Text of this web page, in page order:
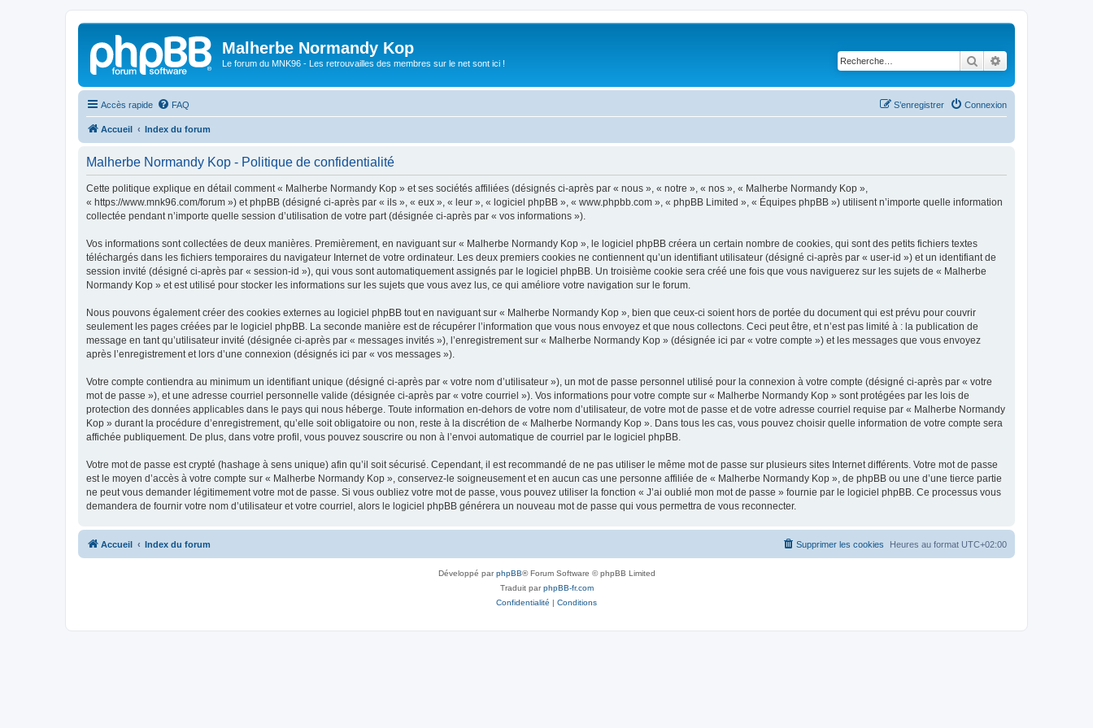
Malherbe Normandy Kop
Le forum du MNK96 - Les retrouvailles des membres sur le net sont ici ! Rechercher
Accès rapide FAQ Connexion
S’enregistrer
Accueil Index du forum
Malherbe Normandy Kop - Politique de confidentialité
Cette politique explique en détail comment « Malherbe Normandy Kop » et ses sociétés affiliées (désignés ci-après par « nous », « notre », « nos », « Malherbe Normandy Kop »,
« https://www.mnk96.com/forum ») et phpBB (désigné ci-après par « ils », « eux », « leur », « logiciel phpBB », « www.phpbb.com », « phpBB Limited », « Équipes phpBB ») utilisent n’importe quelle information
collectée pendant n’importe quelle session d’utilisation de votre part (désignée ci-après par « vos informations »).
Vos informations sont collectées de deux manières. Premièrement, en naviguant sur « Malherbe Normandy Kop », le logiciel phpBB créera un certain nombre de cookies, qui sont des petits fichiers textes
téléchargés dans les fichiers temporaires du navigateur Internet de votre ordinateur. Les deux premiers cookies ne contiennent qu’un identifiant utilisateur (désigné ci-après par « user-id ») et un identifiant de
session invité (désigné ci-après par « session-id »), qui vous sont automatiquement assignés par le logiciel phpBB. Un troisième cookie sera créé une fois que vous naviguerez sur les sujets de « Malherbe
Normandy Kop » et est utilisé pour stocker les informations sur les sujets que vous avez lus, ce qui améliore votre navigation sur le forum.
Nous pouvons également créer des cookies externes au logiciel phpBB tout en naviguant sur « Malherbe Normandy Kop », bien que ceux-ci soient hors de portée du document qui est prévu pour couvrir
seulement les pages créées par le logiciel phpBB. La seconde manière est de récupérer l’information que vous nous envoyez et que nous collectons. Ceci peut être, et n’est pas limité à : la publication de
message en tant qu’utilisateur invité (désignée ci-après par « messages invités »), l’enregistrement sur « Malherbe Normandy Kop » (désignée ici par « votre compte ») et les messages que vous envoyez
après l’enregistrement et lors d’une connexion (désignés ici par « vos messages »).
Votre compte contiendra au minimum un identifiant unique (désigné ci-après par « votre nom d’utilisateur »), un mot de passe personnel utilisé pour la connexion à votre compte (désigné ci-après par « votre
mot de passe »), et une adresse courriel personnelle valide (désignée ci-après par « votre courriel »). Vos informations pour votre compte sur « Malherbe Normandy Kop » sont protégées par les lois de
protection des données applicables dans le pays qui nous héberge. Toute information en-dehors de votre nom d’utilisateur, de votre mot de passe et de votre adresse courriel requise par « Malherbe Normandy
Kop » durant la procédure d’enregistrement, qu’elle soit obligatoire ou non, reste à la discrétion de « Malherbe Normandy Kop ». Dans tous les cas, vous pouvez choisir quelle information de votre compte sera
affichée publiquement. De plus, dans votre profil, vous pouvez souscrire ou non à l’envoi automatique de courriel par le logiciel phpBB.
Votre mot de passe est crypté (hashage à sens unique) afin qu’il soit sécurisé. Cependant, il est recommandé de ne pas utiliser le même mot de passe sur plusieurs sites Internet différents. Votre mot de passe
est le moyen d’accès à votre compte sur « Malherbe Normandy Kop », conservez-le soigneusement et en aucun cas une personne affiliée de « Malherbe Normandy Kop », de phpBB ou une d’une tierce partie
ne peut vous demander légitimement votre mot de passe. Si vous oubliez votre mot de passe, vous pouvez utiliser la fonction « J’ai oublié mon mot de passe » fournie par le logiciel phpBB. Ce processus vous
demandera de fournir votre nom d’utilisateur et votre courriel, alors le logiciel phpBB générera un nouveau mot de passe qui vous permettra de vous reconnecter.
Accueil Index du forum Heures au format UTC+02:00
Supprimer les cookies
Développé parphpBB® Forum Software © phpBB Limited
Traduit parphpBB-fr.com
Confidentialité | Conditions